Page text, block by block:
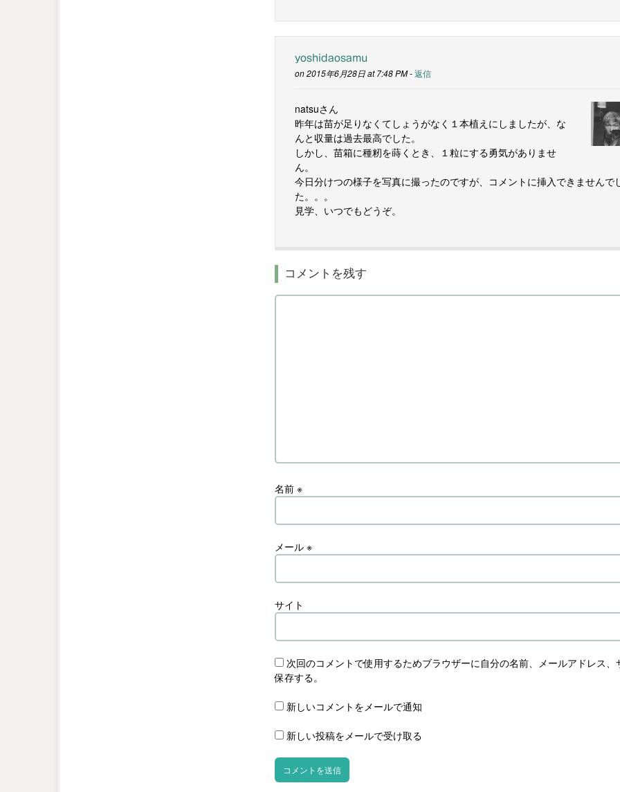
yoshidaosamu
on 2015年6月28日 at 7:48 PM -返信
natsuさん
昨年は苗が足りなくてしょうがなく１本植えにしましたが、な
んと収量は過去最高でした。
しかし、苗箱に種籾を蒔くとき、１粒にする勇気がありませ
ん。
今日分けつの様子を写真に撮ったのですが、コメントに挿入できませんで
た。。。
見学、いつでもどうぞ。
コメントを残す
名前 ※
メール ※
サイト
次回のコメントで使用するためブラウザーに自分の名前、メールアドレス、
保存する。
新しいコメントをメールで通知
新しい投稿をメールで受け取る